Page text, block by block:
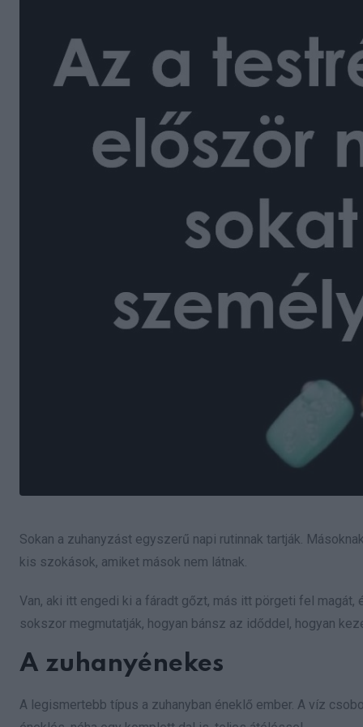
Sokan a zuhanyzást egyszerű napi rutinnak tartják.
kis szokások, amiket mások nem látnak.
Van, aki itt engedi ki a fáradt gőzt, más itt pörgeti fel magát,
sokszor megmutatják, hogyan bánsz az időddel, hogyan
A zuhanyénekes
A legismertebb típus a zuhanyban éneklő ember. A víz